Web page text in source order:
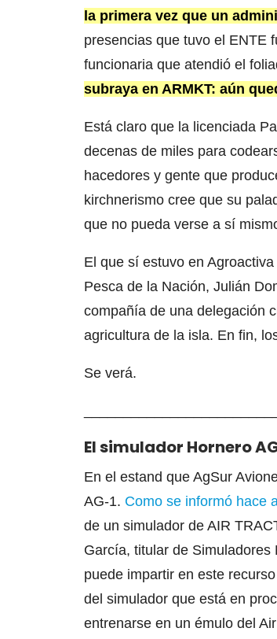
la primera vez que un
presencias que tuvo el ENTE
funcionaria que atendió el
subraya en ARMKT: aún
Está claro que la licenciada
decenas de miles para
hacedores y gente que
kirchnerismo cree que su
que no pueda verse a sí
El que sí estuvo en
Pesca de la Nación, Julián
compañía de una delegación
agricultura de la isla. En fin,
Se verá.
El simulador Hornero
En el estand que AgSur
AG-1. Como se informó hace
de un simulador de AIR
García, titular de
puede impartir en este
del simulador que está en
entrenarse en un émulo del